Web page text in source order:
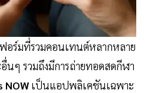
อร์มที่รวมคอนเทนต์หลากหลาย
นๆ รวมถึงมีการถ่ายทอดสดกีฬา
NOW เป็นแอปพลิเคชันเฉพาะ